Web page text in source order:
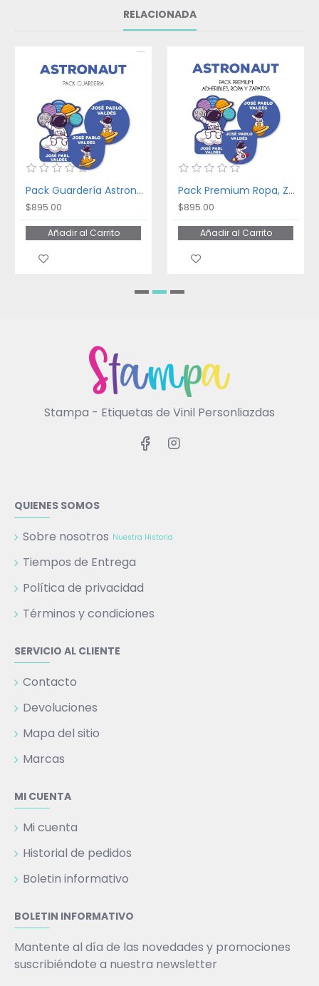
RELACIONADA
Pack Guardería Astronaut
$895.00
Añadir al Carrito
Pack Premium Ropa, Zapatos y Escuela Astronaut
$895.00
Añadir al Carrito
Stampa - Etiquetas de Vinil Personliazdas
QUIENES SOMOS
Sobre nosotros Nuestra Historia
Tiempos de Entrega
Política de privacidad
Términos y condiciones
SERVICIO AL CLIENTE
Contacto
Devoluciones
Mapa del sitio
Marcas
MI CUENTA
Mi cuenta
Historial de pedidos
Boletin informativo
BOLETIN INFORMATIVO
Mantente al día de las novedades y promociones
suscribiéndote a nuestra newsletter